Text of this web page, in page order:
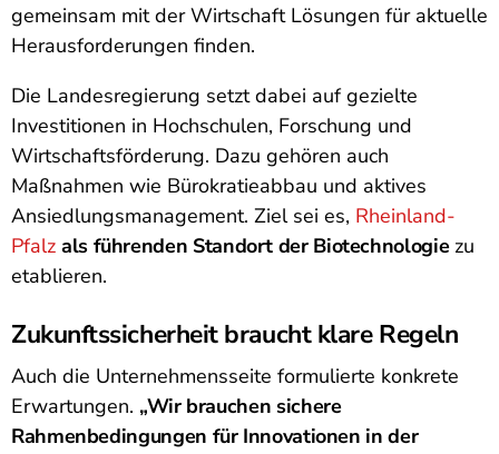
gemeinsam mit der Wirtschaft Lösungen für aktuelle
Herausforderungen finden.
Die Landesregierung setzt dabei auf gezielte
Investitionen in Hochschulen, Forschung und
Wirtschaftsförderung. Dazu gehören auch
Maßnahmen wie Bürokratieabbau und aktives
Ansiedlungsmanagement. Ziel sei es, Rheinland-
Pfalz als führenden Standort der Biotechnologiezu
etablieren.
Zukunftssicherheit braucht klare Regeln
Auch die Unternehmensseite formulierte konkrete
Erwartungen. „Wir brauchen sichere
Rahmenbedingungen für Innovationen in der